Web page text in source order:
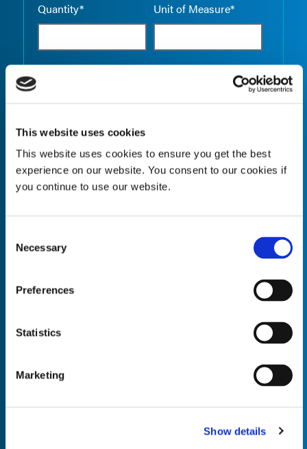
This website uses cookies
This website uses cookies to ensure you get the best
experience on our website. You consent to our cookies if
you continue to use our website.
Selection
Necessary
Preferences
Statistics
Marketing
Show details
Quantity* Unit of Measure*
Quantity* Unit of Measure*
Empty
Product Name* Empty